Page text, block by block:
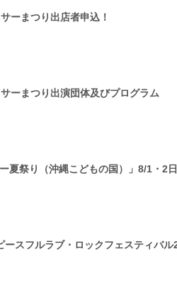
ーまつり出店者申込！
ーまつり出演団体及びプログラム
夏祭り（沖縄こどもの国）」8/1・2
ースフルラブ・ロックフェスティバル